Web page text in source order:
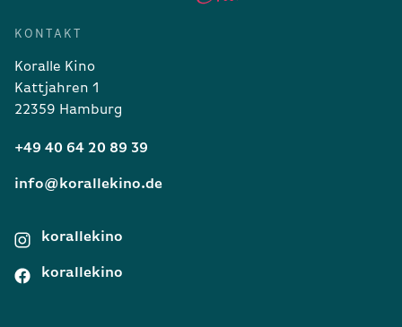
KONTAKT
Koralle Kino
Kattjahren 1
22359 Hamburg
+49 40 64 20 89 39
info@korallekino.de
korallekino
korallekino